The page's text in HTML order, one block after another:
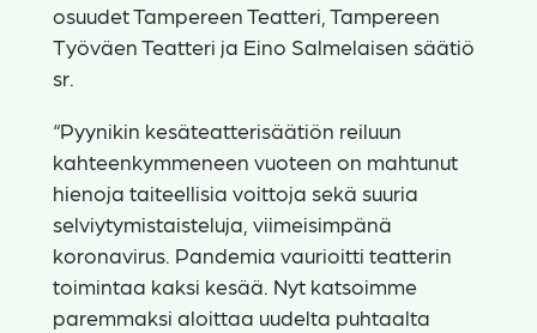
osuudet Tampereen Teatteri, Tampereen
Työväen Teatteri ja Eino Salmelaisen säätiö
sr.
“Pyynikin kesäteatterisäätiön reiluun
kahteenkymmeneen vuoteen on mahtunut
hienoja taiteellisia voittoja sekä suuria
selviytymistaisteluja, viimeisimpänä
koronavirus. Pandemia vaurioitti teatterin
toimintaa kaksi kesää. Nyt katsoimme
paremmaksi aloittaa uudelta puhtaalta